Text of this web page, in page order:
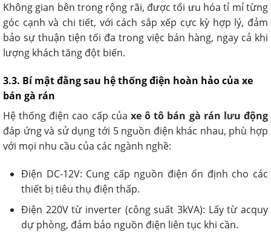
Không gian bên trong rộng rãi, được tối ưu hóa tỉ mỉ từng
góc cạnh và chi tiết, với cách sắp xếp cực kỳ hợp lý, đảm
bảo sự thuận tiện tối đa trong việc bán hàng, ngay cả khi
lượng khách tăng đột biến.
3.3. Bí mật đằng sau hệ thống điện hoàn hảo của xe
bán gà rán
Hệ thống điện cao cấp của xe ô tô bán gà rán lưu động
đáp ứng và sử dụng tới 5 nguồn điện khác nhau, phù hợp
với mọi nhu cầu của các ngành nghề:
Điện DC-12V: Cung cấp nguồn điện ổn định cho các
thiết bị tiêu thụ điện thấp.
Điện 220V từ inverter (công suất 3kVA): Lấy từ acquy
dự phòng, đảm bảo nguồn điện liên tục khi cần.